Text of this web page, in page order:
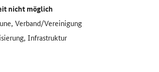
nicht möglich
Verband/Vereinigung
Infrastruktur